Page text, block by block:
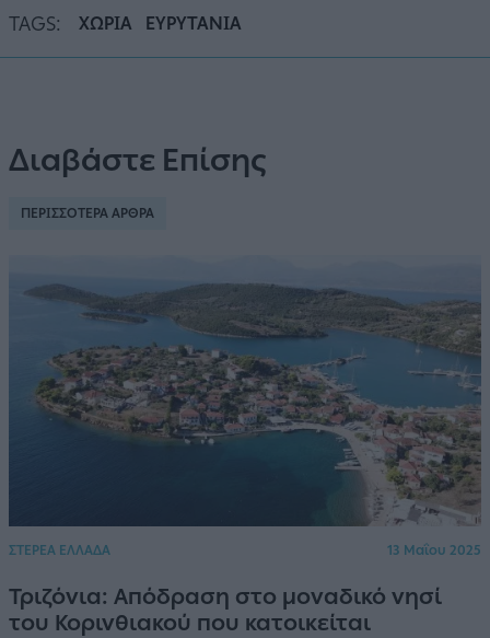
TAGS: ΧΩΡΙΑ ΕΥΡΥΤΑΝΙΑ
Διαβάστε Επίσης
ΠΕΡΙΣΣΟΤΕΡΑ ΑΡΘΡΑ
ΣΤΕΡΕΑ ΕΛΛΑΔΑ 13 Μαΐου 2025
Τριζόνια: Απόδραση στο μοναδικό νησί
του Κορινθιακού που κατοικείται